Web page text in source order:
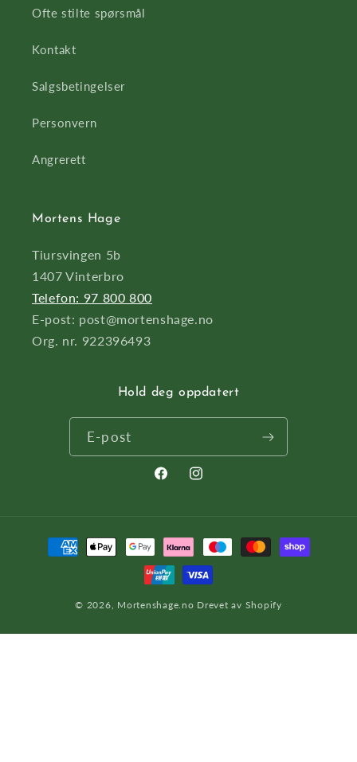
Ofte stilte spørsmål
Kontakt
Salgsbetingelser
Personvern
Angrerett
Mortens Hage
Tiursvingen 5b
1407 Vinterbro
Telefon: 97 800 800
E-post: post@mortenshage.no
Org. nr. 922396493
Hold deg oppdatert
E-post
FacebookInstagram
Betalingsmåter
© 2026, Mortenshage.no Drevet av Shopify